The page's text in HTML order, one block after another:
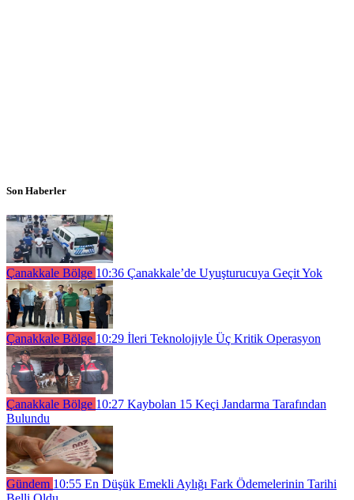
Son Haberler
Çanakkale Bölge 10:36 Çanakkale’de Uyuşturucuya Geçit Yok
Çanakkale Bölge 10:29 İleri Teknolojiyle Üç Kritik Operasyon
Çanakkale Bölge 10:27 Kaybolan 15 Keçi Jandarma Tarafından
Bulundu
Gündem 10:55 En Düşük Emekli Aylığı Fark Ödemelerinin Tarihi